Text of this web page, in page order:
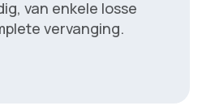
van enkele losse
vervanging.